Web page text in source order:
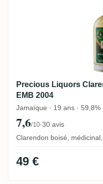
Precious Liquors
EMB 2004
Jamaïque · 19 ans · 59,8%
7,6/10·30 avis
Clarendon boisé,
49 €